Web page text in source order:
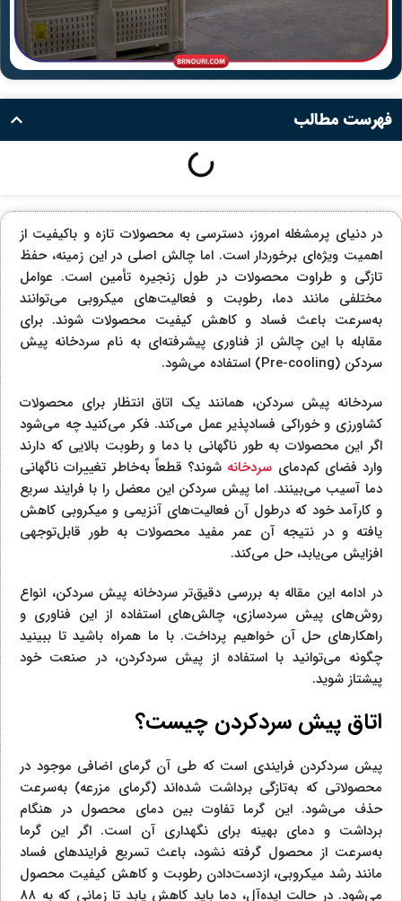
فهرست مطالب
در دنیای پرمشغله امروز، دسترسی به محصولات تازه و باکیفیت از
اهمیت ویژه‌ای برخوردار است. اما چالش اصلی در این زمینه، حفظ
تازگی و طراوت محصولات در طول زنجیره تأمین است. عوامل
مختلفی مانند دما، رطوبت و فعالیت‌های میکروبی می‌توانند
به‌سرعت باعث فساد و کاهش کیفیت محصولات شوند. برای
مقابله با این چالش از فناوری پیشرفته‌ای به نام سردخانه پیش
سردکن (Pre-cooling) استفاده می‌شود.
سردخانه پیش سردکن، همانند یک اتاق انتظار برای محصولات
کشاورزی و خوراکی فسادپذیر عمل می‌کند. فکر می‌کنید چه می‌شود
اگر این محصولات به طور ناگهانی با دما و رطوبت بالایی که دارند
وارد فضای کم‌دمای سردخانه شوند؟ قطعاً به‌خاطر تغییرات ناگهانی
دما آسیب می‌بینند. اما پیش سردکن این معضل را با فرایند سریع
و کارآمد خود که درطول آن فعالیت‌های آنزیمی و میکروبی کاهش
یافته و در نتیجه آن عمر مفید محصولات به طور قابل‌توجهی
افزایش می‌یابد، حل می‌کند.
در ادامه این مقاله به بررسی دقیق‌تر سردخانه پیش سردکن، انواع
روش‌های پیش سردسازی، چالش‌های استفاده از این فناوری و
راهکارهای حل آن خواهیم پرداخت. با ما همراه باشید تا ببینید
چگونه می‌توانید با استفاده از پیش سردکردن، در صنعت خود
پیشتاز شوید.
اتاق پیش سردکردن چیست؟
پیش سردکردن فرایندی است که طی آن گرمای اضافی موجود در
محصولاتی که به‌تازگی برداشت شده‌اند (گرمای مزرعه) به‌سرعت
حذف می‌شود. این گرما تفاوت بین دمای محصول در هنگام
برداشت و دمای بهینه برای نگهداری آن است. اگر این گرما
به‌سرعت از محصول گرفته نشود، باعث تسریع فرایندهای فساد
مانند رشد میکروبی، ازدست‌دادن رطوبت و کاهش کیفیت محصول
می‌شود. در حالت ایده‌آل، دما باید کاهش یابد تا زمانی که به ۸۸